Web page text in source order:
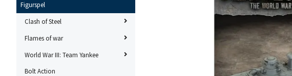
Figurspel
Clash of Steel
Flames of war
World War III: Team Yankee
Bolt Action